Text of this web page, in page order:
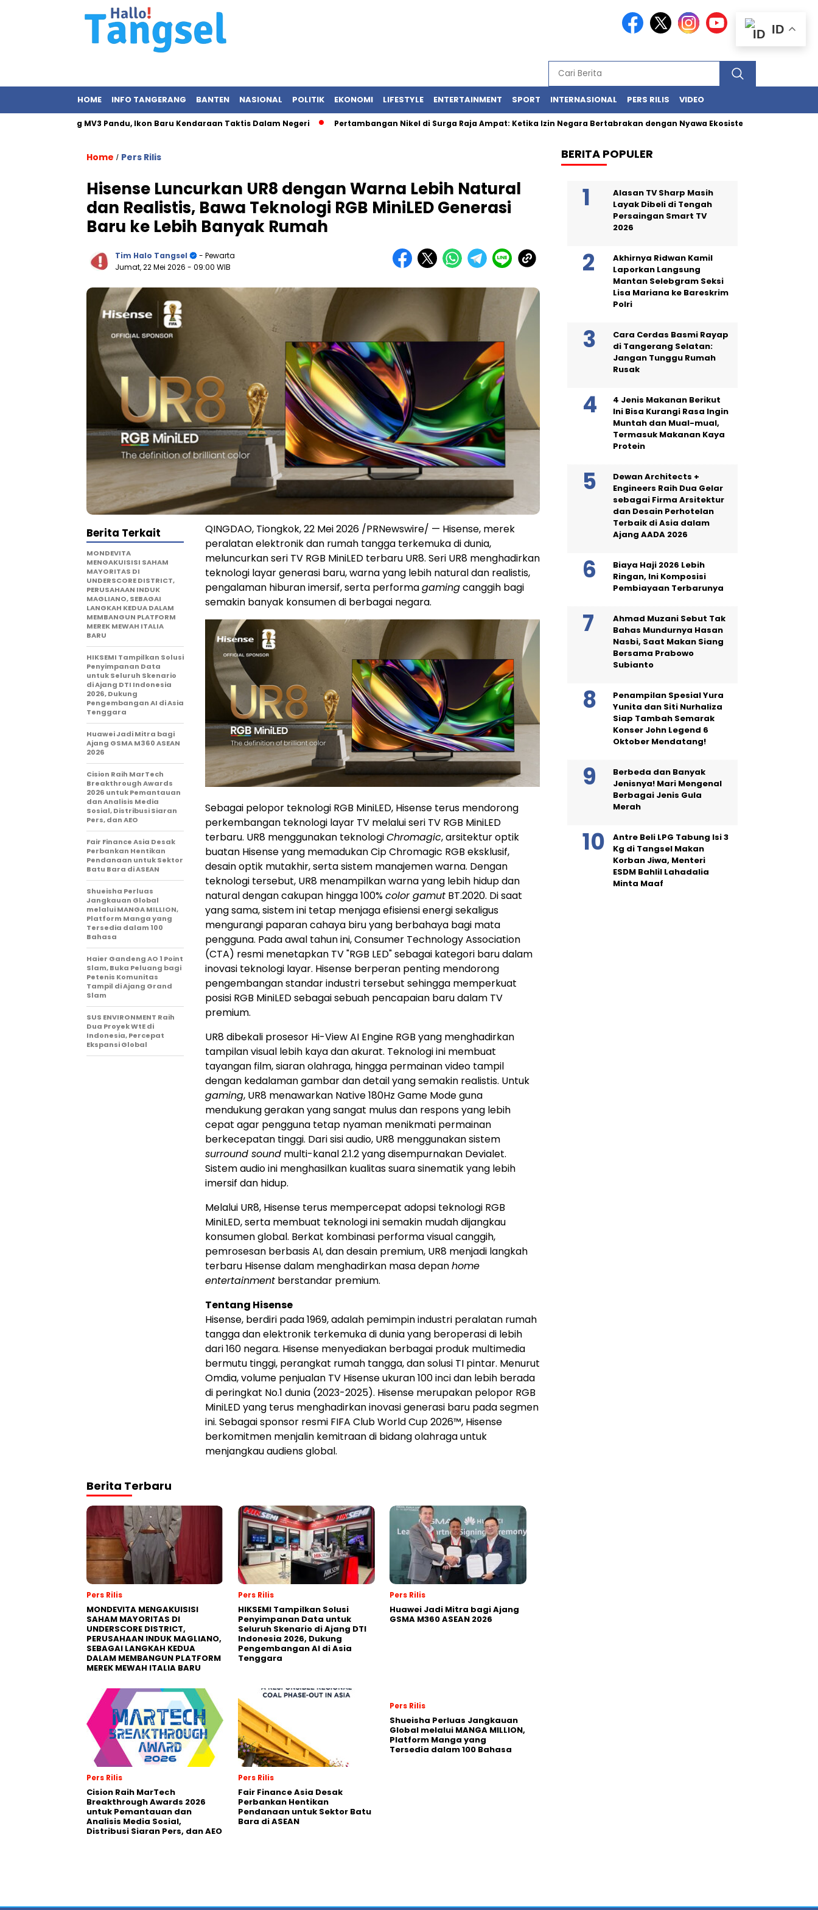
HOME INFO TANGERANG BANTEN NASIONAL POLITIK EKONOMI LIFESTYLE ENTERTAINMENT SPORT INTERNASIONAL PERS RILIS VIDEO
Maung MV3 Pandu, Ikon Baru Kendaraan Taktis Dalam Negeri Pertambangan Nikel di Surga Raja Ampat: Ketika Izin Negara Bertabrakan dengan Nyawa Ekosistem Laut
Home / Pers Rilis
Hisense Luncurkan UR8 dengan Warna Lebih Natural
dan Realistis, Bawa Teknologi RGB MiniLED Generasi
Baru ke Lebih Banyak Rumah
Tim Halo Tangsel
- Pewarta
Jumat, 22 Mei 2026 - 09:00 WIB
QINGDAO, Tiongkok, 22 Mei 2026 /PRNewswire/ — Hisense, merek
peralatan elektronik dan rumah tangga terkemuka di dunia,
meluncurkan seri TV RGB MiniLED terbaru UR8. Seri UR8 menghadirkan
teknologi layar generasi baru, warna yang lebih natural dan realistis,
pengalaman hiburan imersif, serta performagamingcanggih bagi
semakin banyak konsumen di berbagai negara.
Sebagai pelopor teknologi RGB MiniLED, Hisense terus mendorong
perkembangan teknologi layar TV melalui seri TV RGB MiniLED
terbaru. UR8 menggunakan teknologiChromagic, arsitektur optik
buatan Hisense yang memadukan Cip Chromagic RGB eksklusif,
desain optik mutakhir, serta sistem manajemen warna. Dengan
teknologi tersebut, UR8 menampilkan warna yang lebih hidup dan
natural dengan cakupan hingga 100%color gamut BT.2020. Di saat
yang sama, sistem ini tetap menjaga efisiensi energi sekaligus
mengurangi paparan cahaya biru yang berbahaya bagi mata
pengguna. Pada awal tahun ini, Consumer Technology Association
(CTA) resmi menetapkan TV "RGB LED" sebagai kategori baru dalam
inovasi teknologi layar. Hisense berperan penting mendorong
pengembangan standar industri tersebut sehingga memperkuat
posisi RGB MiniLED sebagai sebuah pencapaian baru dalam TV
premium.
UR8 dibekali prosesor Hi-View AI Engine RGB yang menghadirkan
tampilan visual lebih kaya dan akurat. Teknologi ini membuat
tayangan film, siaran olahraga, hingga permainan video tampil
dengan kedalaman gambar dan detail yang semakin realistis. Untuk
gaming, UR8 menawarkan Native 180Hz Game Mode guna
mendukung gerakan yang sangat mulus dan respons yang lebih
cepat agar pengguna tetap nyaman menikmati permainan
berkecepatan tinggi. Dari sisi audio, UR8 menggunakan sistem
surround sound multi-kanal 2.1.2 yang disempurnakan Devialet.
Sistem audio ini menghasilkan kualitas suara sinematik yang lebih
imersif dan hidup.
Melalui UR8, Hisense terus mempercepat adopsi teknologi RGB
MiniLED, serta membuat teknologi ini semakin mudah dijangkau
konsumen global. Berkat kombinasi performa visual canggih,
pemrosesan berbasis AI, dan desain premium, UR8 menjadi langkah
terbaru Hisense dalam menghadirkan masa depanhome
entertainment berstandar premium.
Tentang Hisense
Hisense, berdiri pada 1969, adalah pemimpin industri peralatan rumah
tangga dan elektronik terkemuka di dunia yang beroperasi di lebih
dari 160 negara. Hisense menyediakan berbagai produk multimedia
bermutu tinggi, perangkat rumah tangga, dan solusi TI pintar. Menurut
Omdia, volume penjualan TV Hisense ukuran 100 inci dan lebih berada
di peringkat No.1 dunia (2023-2025). Hisense merupakan pelopor RGB
MiniLED yang terus menghadirkan inovasi generasi baru pada segmen
ini. Sebagai sponsor resmi FIFA Club World Cup 2026™, Hisense
berkomitmen menjalin kemitraan di bidang olahraga untuk
menjangkau audiens global.
Berita Terkait
MONDEVITA
MENGAKUISISI SAHAM
MAYORITAS DI
UNDERSCORE DISTRICT,
PERUSAHAAN INDUK
MAGLIANO, SEBAGAI
LANGKAH KEDUA DALAM
MEMBANGUN PLATFORM
MEREK MEWAH ITALIA
BARU
HIKSEMI Tampilkan Solusi
Penyimpanan Data
untuk Seluruh Skenario
di Ajang DTI Indonesia
2026, Dukung
Pengembangan AI di Asia
Tenggara
Huawei Jadi Mitra bagi
Ajang GSMA M360 ASEAN
2026
Cision Raih MarTech
Breakthrough Awards
2026 untuk Pemantauan
dan Analisis Media
Sosial, Distribusi Siaran
Pers, dan AEO
Fair Finance Asia Desak
Perbankan Hentikan
Pendanaan untuk Sektor
Batu Bara di ASEAN
Shueisha Perluas
Jangkauan Global
melalui MANGA MILLION,
Platform Manga yang
Tersedia dalam 100
Bahasa
Haier Gandeng AO 1 Point
Slam, Buka Peluang bagi
Petenis Komunitas
Tampil di Ajang Grand
Slam
SUS ENVIRONMENT Raih
Dua Proyek WtE di
Indonesia, Percepat
Ekspansi Global
Berita Terbaru
Pers Rilis
MONDEVITA MENGAKUISISI
SAHAM MAYORITAS DI
UNDERSCORE DISTRICT,
PERUSAHAAN INDUK MAGLIANO,
SEBAGAI LANGKAH KEDUA
DALAM MEMBANGUN PLATFORM
MEREK MEWAH ITALIA BARU
Pers Rilis
HIKSEMI Tampilkan Solusi
Penyimpanan Data untuk
Seluruh Skenario di Ajang DTI
Indonesia 2026, Dukung
Pengembangan AI di Asia
Tenggara
Pers Rilis
Huawei Jadi Mitra bagi Ajang
GSMA M360 ASEAN 2026
Pers Rilis
Cision Raih MarTech
Breakthrough Awards 2026
untuk Pemantauan dan
Analisis Media Sosial,
Distribusi Siaran Pers, dan AEO
Pers Rilis
Fair Finance Asia Desak
Perbankan Hentikan
Pendanaan untuk Sektor Batu
Bara di ASEAN
Pers Rilis
Shueisha Perluas Jangkauan
Global melalui MANGA MILLION,
Platform Manga yang
Tersedia dalam 100 Bahasa
BERITA POPULER
Alasan TV Sharp Masih
Layak Dibeli di Tengah
Persaingan Smart TV
2026
Akhirnya Ridwan Kamil
Laporkan Langsung
Mantan Selebgram Seksi
Lisa Mariana ke Bareskrim
Polri
Cara Cerdas Basmi Rayap
di Tangerang Selatan:
Jangan Tunggu Rumah
Rusak
4 Jenis Makanan Berikut
Ini Bisa Kurangi Rasa Ingin
Muntah dan Mual-mual,
Termasuk Makanan Kaya
Protein
Dewan Architects +
Engineers Raih Dua Gelar
sebagai Firma Arsitektur
dan Desain Perhotelan
Terbaik di Asia dalam
Ajang AADA 2026
Biaya Haji 2026 Lebih
Ringan, Ini Komposisi
Pembiayaan Terbarunya
Ahmad Muzani Sebut Tak
Bahas Mundurnya Hasan
Nasbi, Saat Makan Siang
Bersama Prabowo
Subianto
Penampilan Spesial Yura
Yunita dan Siti Nurhaliza
Siap Tambah Semarak
Konser John Legend 6
Oktober Mendatang!
Berbeda dan Banyak
Jenisnya! Mari Mengenal
Berbagai Jenis Gula
Merah
Antre Beli LPG Tabung Isi 3
Kg di Tangsel Makan
Korban Jiwa, Menteri
ESDM Bahlil Lahadalia
Minta Maaf
ID